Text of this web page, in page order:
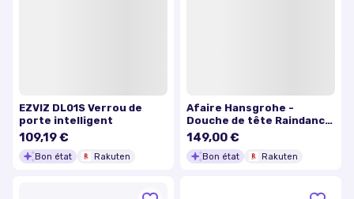
EZVIZ DL01S Verrou de
porte intelligent
109,19 €
Bon état Rakuten
Afaire Hansgrohe -
Douche de tête Raindance
S 240 1jet PowderRain
149,00 €
Bon état Rakuten